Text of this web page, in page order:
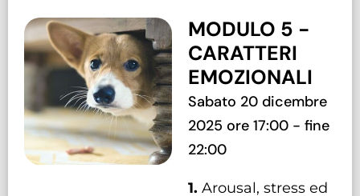
MODULO 5 -
CARATTERI
EMOZIONALI
Sabato 20 dicembre
2025 ore 17:00 - fine
22:00
1. Arousal, stress ed